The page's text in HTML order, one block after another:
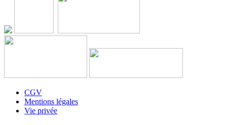
CGV
Mentions légales
Vie privée